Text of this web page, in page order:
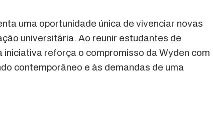
uma oportunidade única de vivenciar novas
universitária. Ao reunir estudantes de
reforça o compromisso da Wyden com
contemporâneo e às demandas de uma